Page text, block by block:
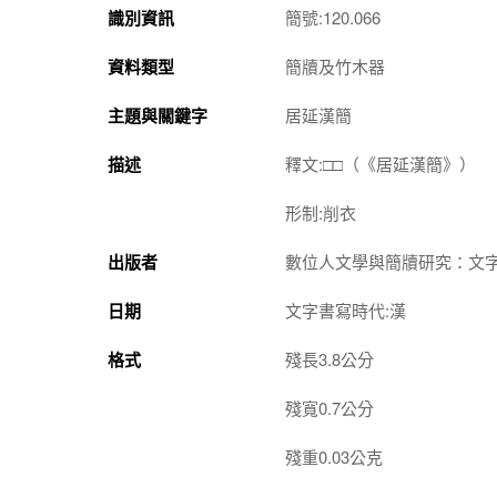
識別資訊 簡號:120.066
資料類型 簡牘及竹木器
主題與關鍵字 居延漢簡
描述 釋文:□□（《居延漢簡》）
形制:削衣
出版者 數位人文學與簡牘研究：文
日期 文字書寫時代:漢
格式 殘長3.8公分
殘寬0.7公分
殘重0.03公克